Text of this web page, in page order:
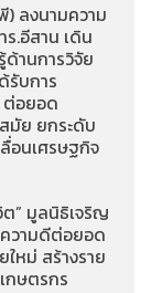
ลงนามความ
.อีสาน เดิน
านการวิจัย
รับการ
ต่อยอด
มัย ยกระดับ
อนเศรษฐกิจ
ต” มูลนิธิเจริญ
วามดีต่อยอด
หม่ สร้างราย
กษตรกร